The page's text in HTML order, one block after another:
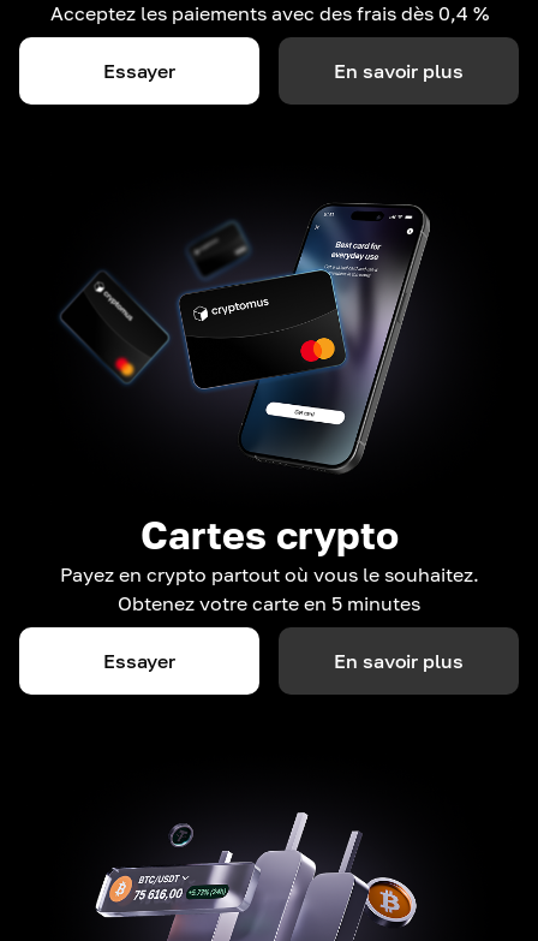
Acceptez les paiements avec des frais dès 0,4 %
Essayer En savoir plus
Cartes crypto
Payez en crypto partout où vous le souhaitez.
Obtenez votre carte en 5 minutes
Essayer En savoir plus